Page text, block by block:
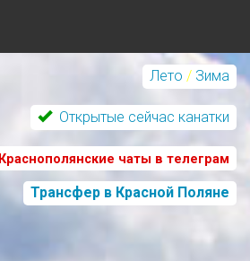
Лето / Зима
Открытые сейчас канатки
Краснополянские чаты в телеграм
Трансфер в Красной Поляне